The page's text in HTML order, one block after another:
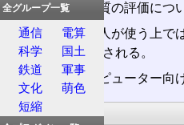
非可逆圧縮の音質の評価につ
もっとも、一般人が使う上
いかが一番に評価される。
パーソナルコンピューター向
主要技術
全グループ一覧
通信
電算
科学
国土
鉄道
軍事
文化
萌色
短縮